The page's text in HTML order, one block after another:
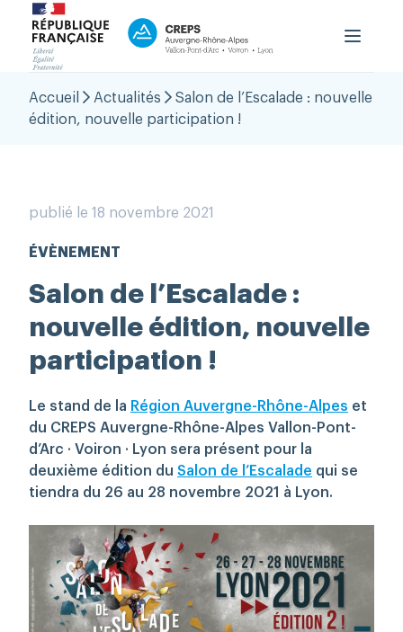
Le CREPS
Formation
OutLab
PRNTESN
Contact
Boutique
Rechercher
Accueil Actualités
Salon de l’Escalade : nouvelle
édition, nouvelle participation !
publié le 18 novembre 2021
ÉVÈNEMENT
Salon de l’Escalade :
nouvelle édition, nouvelle
participation !
Le stand de la Région Auvergne-Rhône-Alpes et
du CREPS Auvergne-Rhône-Alpes Vallon-Pont-
d’Arc · Voiron · Lyon sera présent pour la
deuxième édition du Salon de l’Escalade qui se
tiendra du 26 au 28 novembre 2021 à Lyon.